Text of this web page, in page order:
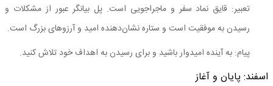
تعبیر: قایق نماد سفر و ماجراجویی است. پل بیانگر عبور از مشکلات و
رسیدن به موفقیت است و ستاره نشان‌دهنده امید و آرزوهای بزرگ است.
پیام: به آینده امیدوار باشید و برای رسیدن به اهداف خود تلاش کنید.
اسفند: پایان و آغاز